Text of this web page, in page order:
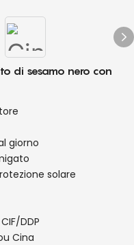
di sesamo nero con
giorno
solare
DDP
Cina